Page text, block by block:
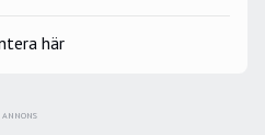
här
ANNONS